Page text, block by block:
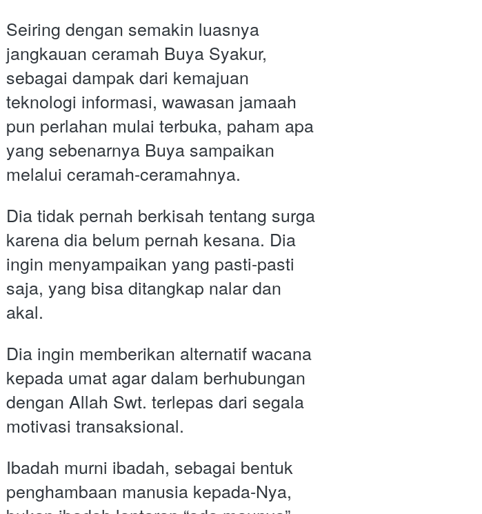
Seiring dengan semakin luasnya
jangkauan ceramah Buya Syakur,
sebagai dampak dari kemajuan
teknologi informasi, wawasan jamaah
pun perlahan mulai terbuka, paham apa
yang sebenarnya Buya sampaikan
melalui ceramah-ceramahnya.
Dia tidak pernah berkisah tentang surga
karena dia belum pernah kesana. Dia
ingin menyampaikan yang pasti-pasti
saja, yang bisa ditangkap nalar dan
akal.
Dia ingin memberikan alternatif wacana
kepada umat agar dalam berhubungan
dengan Allah Swt. terlepas dari segala
motivasi transaksional.
Ibadah murni ibadah, sebagai bentuk
penghambaan manusia kepada-Nya,